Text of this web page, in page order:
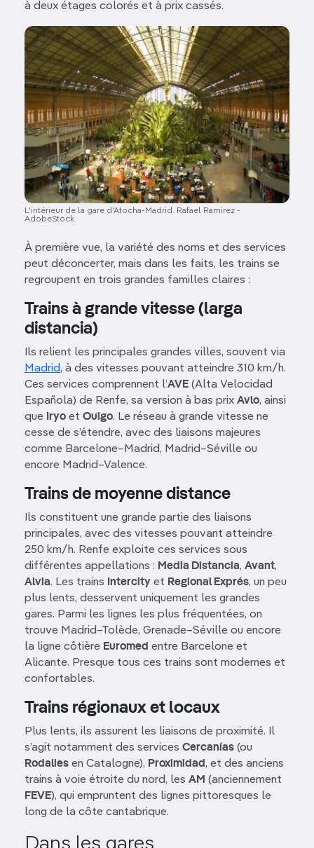
à deux étages colorés et à prix cassés.
Image
L'intérieur de la gare d'Atocha-Madrid. Rafael Ramirez -
AdobeStock
À première vue, la variété des noms et des services
peut déconcerter, mais dans les faits, les trains se
regroupent en trois grandes familles claires :
Trains à grande vitesse (larga
distancia)
Ils relient les principales grandes villes, souvent via
Madrid, à des vitesses pouvant atteindre 310 km/h.
Ces services comprennent l’AVE (Alta Velocidad
Española) de Renfe, sa version à bas prix Avlo, ainsi
que Iryo et Ouigo. Le réseau à grande vitesse ne
cesse de s’étendre, avec des liaisons majeures
comme Barcelone–Madrid, Madrid–Séville ou
encore Madrid–Valence.
Trains de moyenne distance
Ils constituent une grande partie des liaisons
principales, avec des vitesses pouvant atteindre
250 km/h. Renfe exploite ces services sous
différentes appellations : Media Distancia, Avant,
Alvia. Les trains Intercity et Regional Exprés, un peu
plus lents, desservent uniquement les grandes
gares. Parmi les lignes les plus fréquentées, on
trouve Madrid–Tolède, Grenade–Séville ou encore
la ligne côtière Euromed entre Barcelone et
Alicante. Presque tous ces trains sont modernes et
confortables.
Trains régionaux et locaux
Plus lents, ils assurent les liaisons de proximité. Il
s’agit notamment des services Cercanías (ou
Rodalies en Catalogne), Proximidad, et des anciens
trains à voie étroite du nord, les AM (anciennement
FEVE), qui empruntent des lignes pittoresques le
long de la côte cantabrique.
Dans les gares